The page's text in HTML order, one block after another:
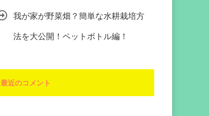
我が家が野菜畑？簡単な水耕栽培方
法を大公開！ペットボトル編！
最近のコメント